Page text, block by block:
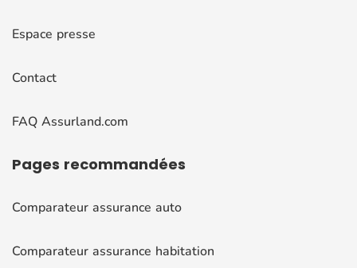
Espace presse
Contact
FAQ Assurland.com
Pages recommandées
Comparateur assurance auto
Comparateur assurance habitation